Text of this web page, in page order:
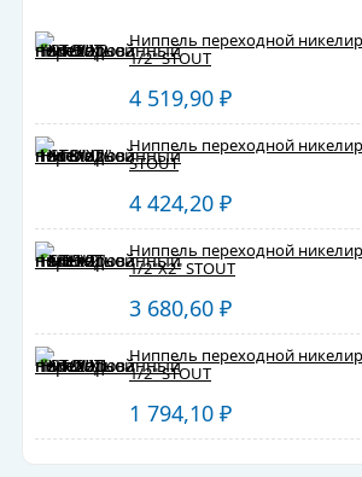
Ниппель переходной
1/2" STOUT
4 519,90 ₽
Ниппель переходной
STOUT
4 424,20 ₽
Ниппель переходной
1/2"X2" STOUT
3 680,60 ₽
Ниппель переходной
1/2" STOUT
1 794,10 ₽